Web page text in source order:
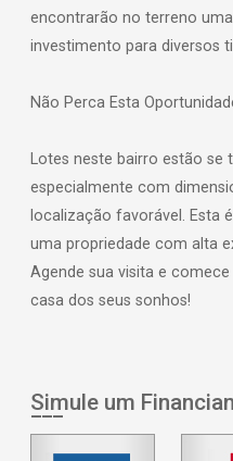
encontrarão no terreno
investimento para diversos
Não Perca Esta
Lotes neste bairro estão se
especialmente com
localização favorável. Esta
uma propriedade com alta
Agende sua visita e
casa dos seus sonhos!
Simule um